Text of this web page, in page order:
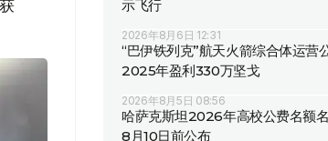
示飞行
2026年8月6日 12:31
“巴伊铁列克”航天火箭综合体运营
2025年盈利330万坚戈
2026年8月5日 08:56
哈萨克斯坦2026年高校公费名额
8月10日前公布